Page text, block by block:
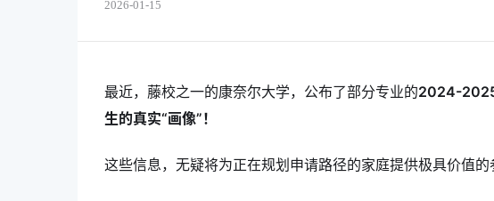
2026-01-15
最近，藤校之一的康奈尔大学，公布了部分专业的2024-
生的真实“画像”！
这些信息，无疑将为正在规划申请路径的家庭提供极具价值的